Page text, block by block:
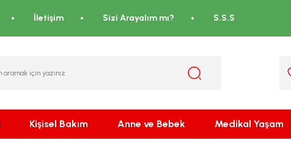
İletişim Sizi Arayalım mı? S.S.S
Kişisel Bakım Anne ve Bebek Medikal Yaşam